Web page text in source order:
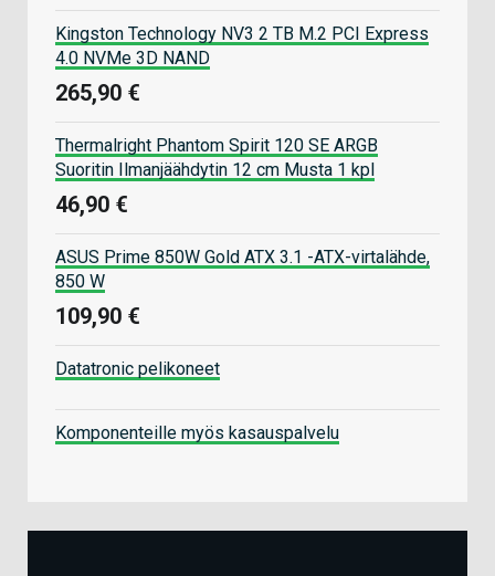
Kingston Technology NV3 2 TB M.2 PCI Express
4.0 NVMe 3D NAND
265,90 €
Thermalright Phantom Spirit 120 SE ARGB
Suoritin Ilmanjäähdytin 12 cm Musta 1 kpl
46,90 €
ASUS Prime 850W Gold ATX 3.1 -ATX-virtalähde,
850 W
109,90 €
Datatronic pelikoneet
Komponenteille myös kasauspalvelu